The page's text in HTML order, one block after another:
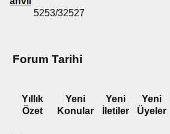
5253/32527
Forum Tarihi
Yıllık
Özet
Yeni
Konular
Yeni
İletiler
Yeni
Üyeler